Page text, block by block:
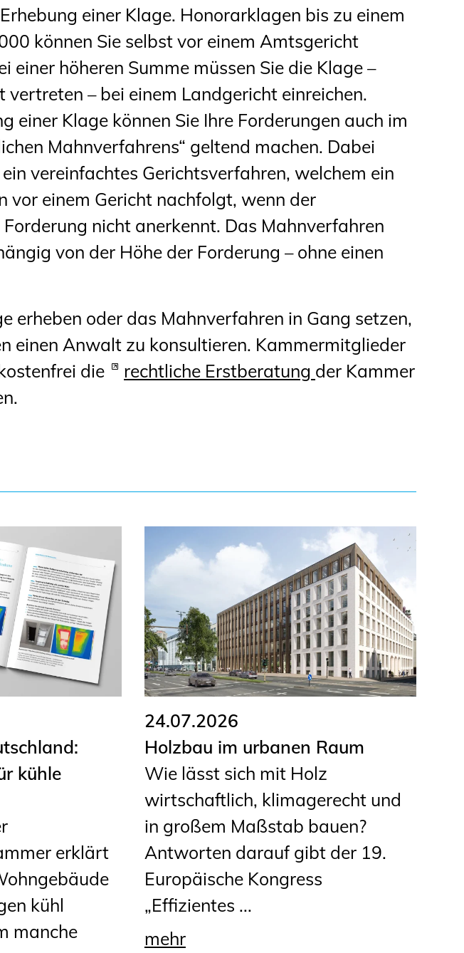
einer Klage. Honorarklagen bis zu einem
können Sie selbst vor einem Amtsgericht
einer höheren Summe müssen Sie die Klage –
– bei einem Landgericht einreichen.
einer Klage können Sie Ihre Forderungen auch im
Mahnverfahrens“ geltend machen. Dabei
vereinfachtes Gerichtsverfahren, welchem ein
vor einem Gericht nachfolgt, wenn der
nicht anerkennt. Das Mahnverfahren
von der Höhe der Forderung – ohne einen
erheben oder das Mahnverfahren in Gang setzen,
einen Anwalt zu konsultieren. Kammermitglieder
die
rechtliche Erstberatung der Kammer
kühle
erklärt
kühl
manche
24.07.2026
Holzbau im urbanen Raum
Wie lässt sich mit Holz
wirtschaftlich, klimagerecht und
in großem Maßstab bauen?
Antworten darauf gibt der 19.
Europäische Kongress
„Effizientes ...
mehr